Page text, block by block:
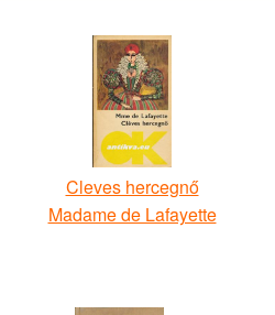
Cleves hercegnő
Madame de Lafayette